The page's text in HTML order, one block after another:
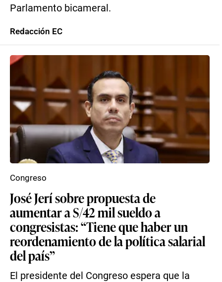
Parlamento bicameral.
Redacción EC
José Jerí sobre propuesta de
aumentar a S/42 mil sueldo a
congresistas: “Tiene que haber un
reordenamiento de la política salarial
del país”
El presidente del Congreso espera que la
Congreso